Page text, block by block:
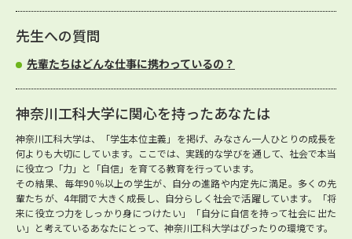
先生への質問
先輩たちはどんな仕事に携わっているの？
神奈川工科大学に関心を持ったあなたは
神奈川工科大学は、「学生本位主義」を掲げ、みなさん一人ひとりの成長を
何よりも大切にしています。ここでは、実践的な学びを通して、社会で本当
に役立つ「力」と「自信」を育てる教育を行っています。
その結果、毎年90％以上の学生が、自分の進路や内定先に満足。多くの先
輩たちが、4年間で大きく成長し、自分らしく社会で活躍しています。「将
来に役立つ力をしっかり身につけたい」「自分に自信を持って社会に出た
い」と考えているあなたにとって、神奈川工科大学はぴったりの環境です。